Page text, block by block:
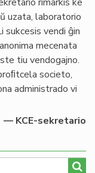
uzata, laboratorio
sukcesis vendi ĝin
mecenata
tiu vendogajno.
societo,
administrado vi
— KCE-sekretario